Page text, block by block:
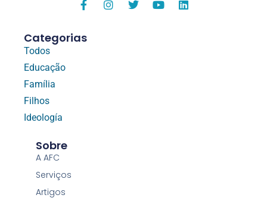
Categorias
Todos
Educação
Família
Filhos
Ideología
Sobre
A AFC
Serviços
Artigos